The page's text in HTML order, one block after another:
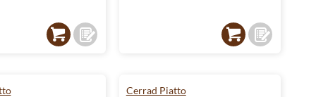
Cerrad Piatto